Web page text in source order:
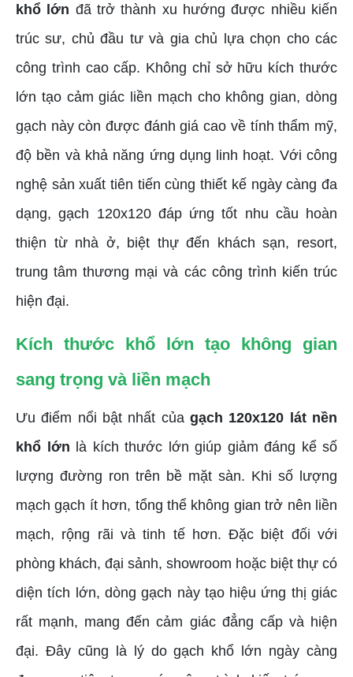
khổ lớn đã trở thành xu hướng được nhiều kiến
trúc sư, chủ đầu tư và gia chủ lựa chọn cho các
công trình cao cấp. Không chỉ sở hữu kích thước
lớn tạo cảm giác liền mạch cho không gian, dòng
gạch này còn được đánh giá cao về tính thẩm mỹ,
độ bền và khả năng ứng dụng linh hoạt. Với công
nghệ sản xuất tiên tiến cùng thiết kế ngày càng đa
dạng, gạch 120x120 đáp ứng tốt nhu cầu hoàn
thiện từ nhà ở, biệt thự đến khách sạn, resort,
trung tâm thương mại và các công trình kiến trúc
hiện đại.
Kích thước khổ lớn tạo không gian
sang trọng và liền mạch
Ưu điểm nổi bật nhất của gạch 120x120 lát nền
khổ lớn là kích thước lớn giúp giảm đáng kể số
lượng đường ron trên bề mặt sàn. Khi số lượng
mạch gạch ít hơn, tổng thể không gian trở nên liền
mạch, rộng rãi và tinh tế hơn. Đặc biệt đối với
phòng khách, đại sảnh, showroom hoặc biệt thự có
diện tích lớn, dòng gạch này tạo hiệu ứng thị giác
rất mạnh, mang đến cảm giác đẳng cấp và hiện
đại. Đây cũng là lý do gạch khổ lớn ngày càng